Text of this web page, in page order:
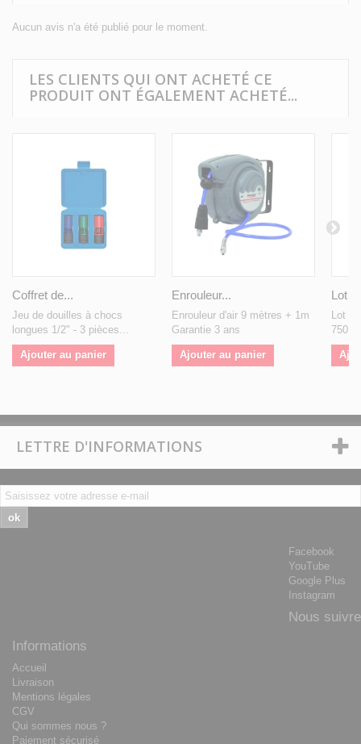
Aucun avis n'a été publié pour le moment.
LES CLIENTS QUI ONT ACHETÉ CE
PRODUIT ONT ÉGALEMENT ACHETÉ...
Coffret de...
Jeu de douilles à chocs
longues 1/2" - 3 pièces...
Ajouter au panier
Enrouleur...
Enrouleur d'air 9 mètres + 1m
Garantie 3 ans
Ajouter au panier
Lot
Lot
750
LETTRE D'INFORMATIONS
ok
Facebook
YouTube
Google Plus
Instagram
Nous suivre
Informations
Accueil
Livraison
Mentions légales
CGV
Qui sommes nous ?
Paiement sécurisé